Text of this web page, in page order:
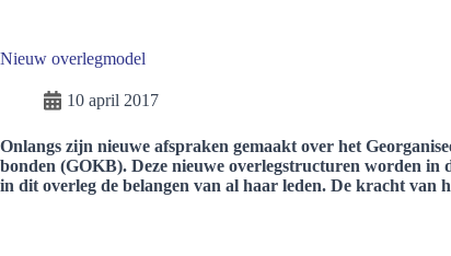
Nieuw overlegmodel
10 april 2017
Onlangs zijn nieuwe afspraken gemaakt over het
bonden (GOKB). Deze nieuwe overlegstructuren worden
in dit overleg de belangen van al haar leden. De kracht van